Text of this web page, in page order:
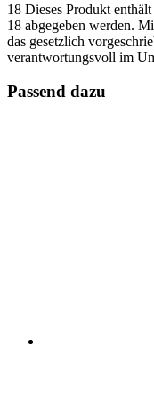
18 Dieses Produkt
18 abgegeben werden.
das gesetzlich
verantwortungsvoll im
Passend dazu